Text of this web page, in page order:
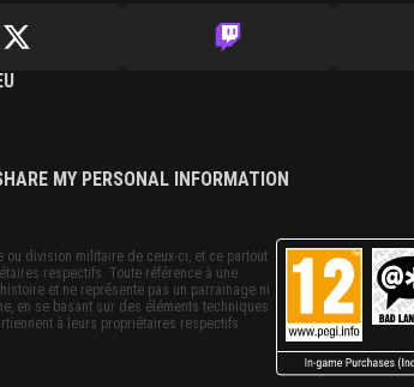
MY PERSONAL INFORMATION
ou division militaire de ceux-ci, et ce partout
respectifs. Toute référence à une
et ne représente pas un parrainage ni
en se basant sur des éléments techniques
à leurs propriétaires respectifs.